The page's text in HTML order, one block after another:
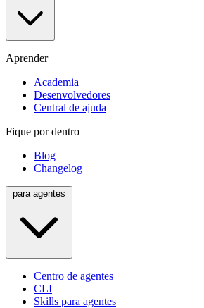
Aprender
Academia
Desenvolvedores
Central de ajuda
Fique por dentro
Blog
Changelog
Centro de agentes
CLI
Skills para agentes